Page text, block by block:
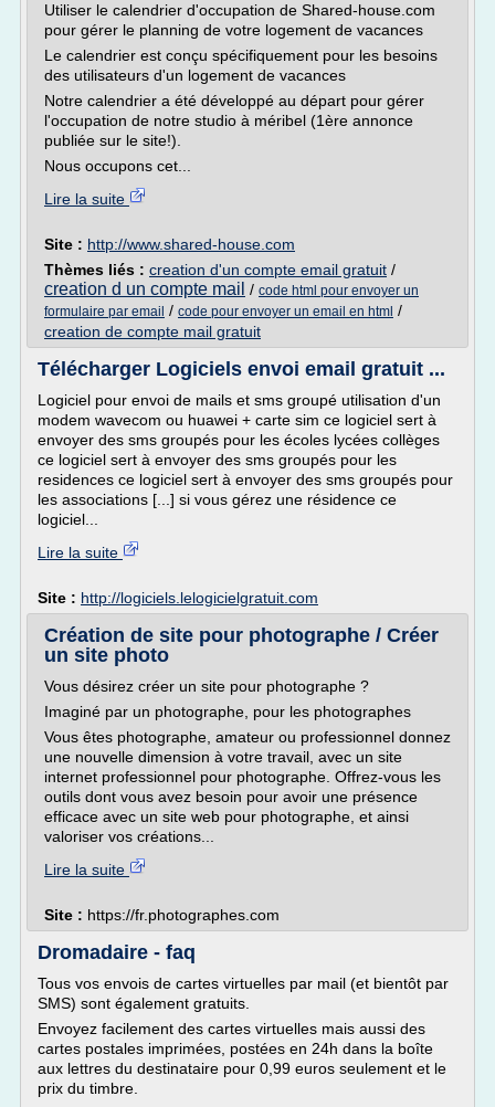
Utiliser le calendrier d'occupation de Shared-house.com
pour gérer le planning de votre logement de vacances
Le calendrier est conçu spécifiquement pour les besoins
des utilisateurs d'un logement de vacances
Notre calendrier a été développé au départ pour gérer
l'occupation de notre studio à méribel (1ère annonce
publiée sur le site!).
Nous occupons cet...
Lire la suite
Site : http://www.shared-house.com
Thèmes liés : creation d'un compte email gratuit /
creation d un compte mail / code html pour envoyer un
formulaire par email / code pour envoyer un email en html /
creation de compte mail gratuit
Télécharger Logiciels envoi email gratuit ...
Logiciel pour envoi de mails et sms groupé utilisation d'un
modem wavecom ou huawei + carte sim ce logiciel sert à
envoyer des sms groupés pour les écoles lycées collèges
ce logiciel sert à envoyer des sms groupés pour les
residences ce logiciel sert à envoyer des sms groupés pour
les associations [...] si vous gérez une résidence ce
logiciel...
Lire la suite
Site : http://logiciels.lelogicielgratuit.com
Création de site pour photographe / Créer
un site photo
Vous désirez créer un site pour photographe ?
Imaginé par un photographe, pour les photographes
Vous êtes photographe, amateur ou professionnel donnez
une nouvelle dimension à votre travail, avec un site
internet professionnel pour photographe. Offrez-vous les
outils dont vous avez besoin pour avoir une présence
efficace avec un site web pour photographe, et ainsi
valoriser vos créations...
Lire la suite
Site : https://fr.photographes.com
Dromadaire - faq
Tous vos envois de cartes virtuelles par mail (et bientôt par
SMS) sont également gratuits.
Envoyez facilement des cartes virtuelles mais aussi des
cartes postales imprimées, postées en 24h dans la boîte
aux lettres du destinataire pour 0,99 euros seulement et le
prix du timbre.